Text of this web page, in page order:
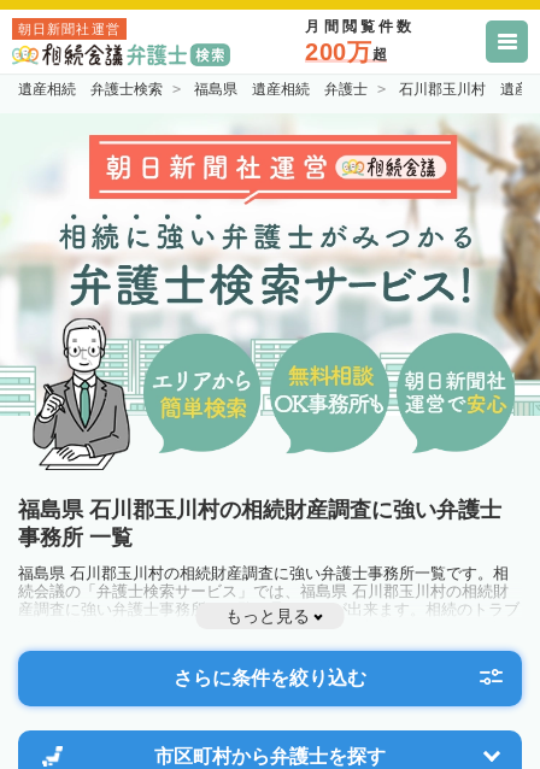
朝日新聞社運営 月間閲覧件数
200万超
遺産相続 弁護士検索 福島県 遺産相続 弁護士 石川郡玉川村 遺産
福島県 石川郡玉川村の相続財産調査に強い弁護士
事務所 一覧
福島県 石川郡玉川村の相続財産調査に強い弁護士事務所一覧です。相
続会議の「弁護士検索サービス」では、福島県 石川郡玉川村の相続財
産調査に強い弁護士事務所を一覧で見ることが出来ます。相続のトラブ
ルやお悩みを抱えている方は一度近隣の弁護士に相談してみましょう。
もっと見る
さらに条件を絞り込む
市区町村から弁護士を探す